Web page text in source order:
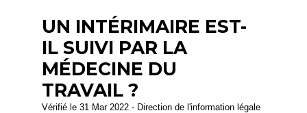
UN INTÉRIMAIRE EST-
IL SUIVI PAR LA
MÉDECINE DU
TRAVAIL ?
Vérifié le 31 Mar 2022 - Direction de l'information légale